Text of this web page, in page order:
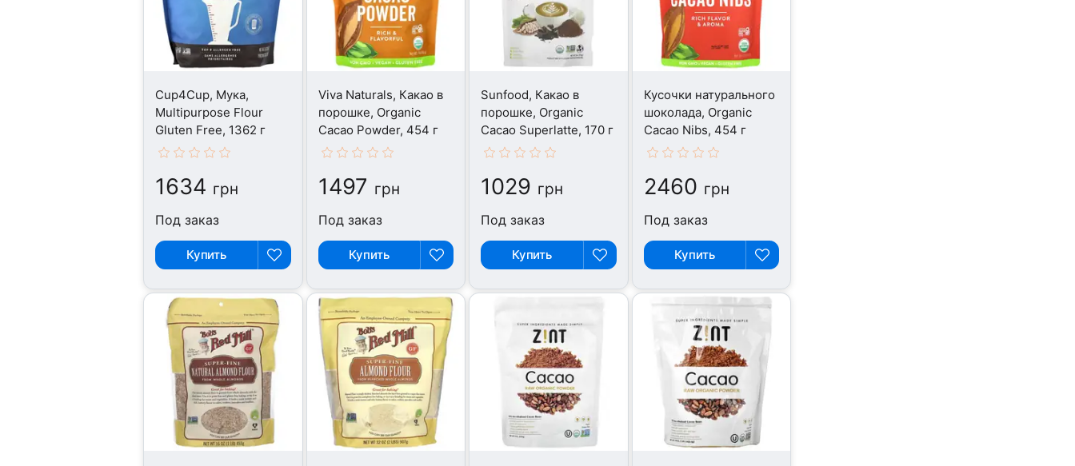
Cup4Cup, Мука,
Multipurpose Flour
Gluten Free, 1362 г
1634 грн
Под заказ
Купить
Viva Naturals, Какао в
порошке, Organic
Cacao Powder, 454 г
1497 грн
Под заказ
Купить
Sunfood, Какао в
порошке, Organic
Cacao Superlatte, 170 г
1029 грн
Под заказ
Купить
Кусочки натурального
шоколада, Organic
Cacao Nibs, 454 г
2460 грн
Под заказ
Купить